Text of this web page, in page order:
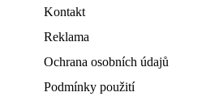
Kontakt
Reklama
Ochrana osobních údajů
Podmínky použití